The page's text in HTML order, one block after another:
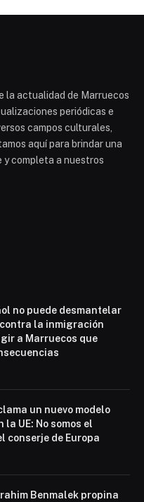
la actualidad de Marruecos
periódicas e
campos culturales,
aquí para brindar una
completa a nuestros
no puede desmantelar
la inmigración
a Marruecos que
un nuevo modelo
UE: No somos el
conserje de Europa
Benmalek propina